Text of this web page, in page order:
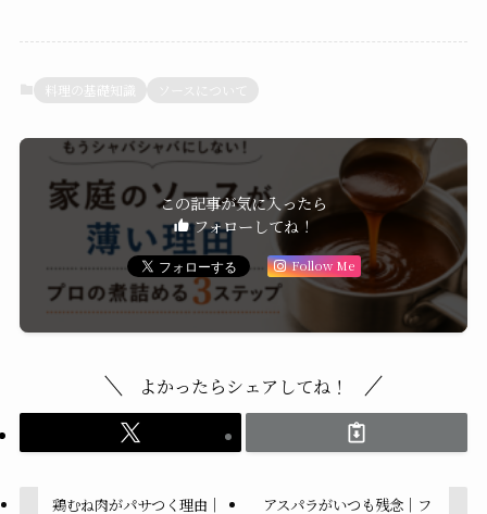
料理の基礎知識 ソースについて
この記事が気に入ったら
フォローしてね！
Follow Me
よかったらシェアしてね！
鶏むね肉がパサつく理由｜ アスパラがいつも残念｜フ